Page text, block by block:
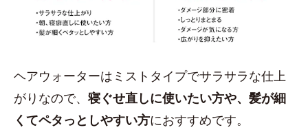
ヘアウォーターはミストタイプでサラサラな仕上
がりなので、寝ぐせ直しに使いたい方や、髪が細
くてペタっとしやすい方におすすめです。